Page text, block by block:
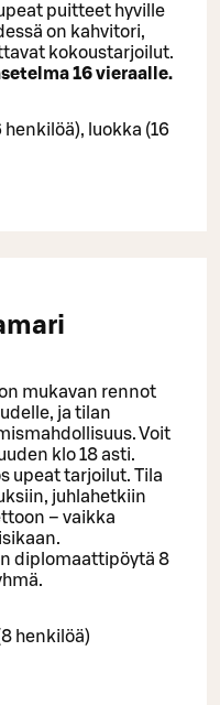
puitteet hyville
on kahvitori,
kokoustarjoilut.
16 vieraalle.
henkilöä), luokka (16
mukavan rennot
ja tilan
Voit
klo 18 asti.
upeat tarjoilut. Tila
juhlahetkiin
– vaikka
diplomaattipöytä 8
henkilöä)